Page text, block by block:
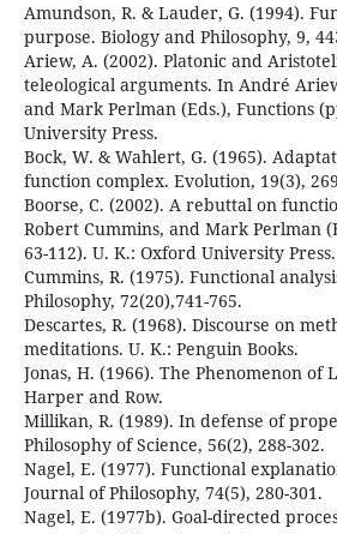
Amundson, R. & Lauder, G. (1994).
purpose. Biology and Philosophy, 9,
Ariew, A. (2002). Platonic and
teleological arguments. In André
and Mark Perlman (Eds.), Functions
University Press.
Bock, W. & Wahlert, G. (1965).
function complex. Evolution, 19(3),
Boorse, C. (2002). A rebuttal on
Robert Cummins, and Mark Perlman
63-112). U. K.: Oxford University Press.
Cummins, R. (1975). Functional
Philosophy, 72(20),741-765.
Descartes, R. (1968). Discourse on
meditations. U. K.: Penguin Books.
Jonas, H. (1966). The Phenomenon of
Harper and Row.
Millikan, R. (1989). In defense of
Philosophy of Science, 56(2), 288-302.
Nagel, E. (1977). Functional
Journal of Philosophy, 74(5), 280-301.
Nagel, E. (1977b). Goal-directed